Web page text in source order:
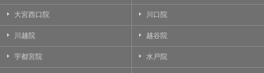
大宮西口院 川口院
川越院 越谷院
宇都宮院 水戸院